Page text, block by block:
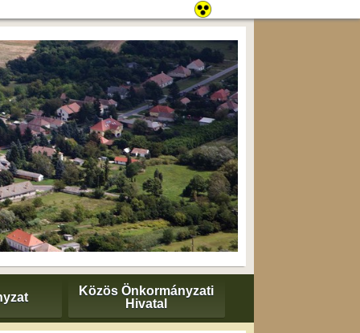
Közös Önkormányzati
Hivatal